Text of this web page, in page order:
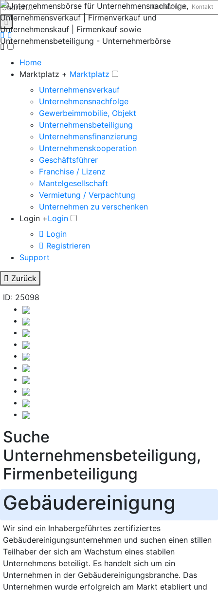
Datenschutz Kontakt
Home
Marktplatz + Marktplatz
Unternehmensverkauf
Unternehmensnachfolge
Gewerbeimmobilie, Objekt
Unternehmensbeteiligung
Unternehmensfinanzierung
Unternehmenskooperation
Geschäftsführer
Franchise / Lizenz
Mantelgesellschaft
Vermietung / Verpachtung
Unternehmen zu verschenken
Login +Login
Login
Registrieren
Support
Zurück
ID: 25098
Suche
Unternehmensbeteiligung,
Firmenbeteiligung
Gebäudereinigung
Wir sind ein Inhabergeführtes zertifiziertes
Gebäudereinigungsunternehmen und suchen einen stillen
Teilhaber der sich am Wachstum eines stabilen
Unternehmens beteiligt. Es handelt sich um ein
Unternehmen in der Gebäudereinigungsbranche. Das
Unternehmen wurde erfolgreich am Markt etabliert und